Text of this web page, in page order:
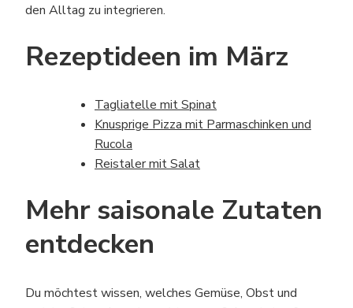
den Alltag zu integrieren.
Rezeptideen im März
Tagliatelle mit Spinat
Knusprige Pizza mit Parmaschinken und
Rucola
Reistaler mit Salat
Mehr saisonale Zutaten
entdecken
Du möchtest wissen, welches Gemüse, Obst und